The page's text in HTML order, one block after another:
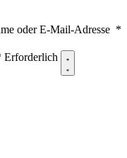
oder E-Mail-Adresse *
Erforderlich